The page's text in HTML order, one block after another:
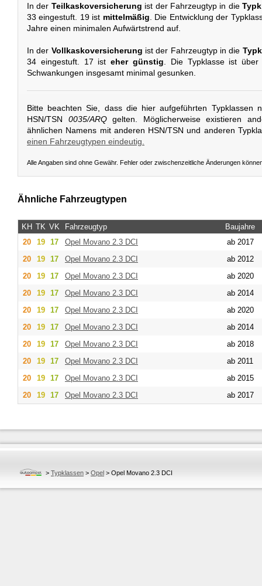
In der Teilkaskoversicherung ist der Fahrzeugtyp in die
33 eingestuft. 19 ist mittelmäßig . Die Entwicklung der
Jahre einen minimalen Aufwärtstrend auf.
In der Vollkaskoversicherung ist der Fahrzeugtyp in die
34 eingestuft. 17 isteher günstig. Die Typklasse ist
Schwankungen insgesamt minimal gesunken.
Bitte beachten Sie, dass die hier aufgeführten Typklassen
HSN/TSN 0035/ARQgelten. Möglicherweise existieren
ähnlichen Namens mit anderen HSN/TSN und anderen
einen Fahrzeugtypen eindeutig.
Alle Angaben sind ohne Gewähr. Fehler oder zwischenzeitliche Änderungen
Ähnliche Fahrzeugtypen
KH TK VK Fahrzeugtyp
Baujahre
20
19 17 Opel Movano 2.3 DCI
ab 2017
20
19 17 Opel Movano 2.3 DCI
ab 2012
20
19 17 Opel Movano 2.3 DCI
ab 2020
20
19 17 Opel Movano 2.3 DCI
ab 2014
20
19 17 Opel Movano 2.3 DCI
ab 2020
20
19 17 Opel Movano 2.3 DCI
ab 2014
20
19 17 Opel Movano 2.3 DCI
ab 2018
20
19 17 Opel Movano 2.3 DCI
ab 2011
20
19 17 Opel Movano 2.3 DCI
ab 2015
20
19 17 Opel Movano 2.3 DCI ab 2017
> Typklassen > Opel > Opel Movano 2.3 DCI